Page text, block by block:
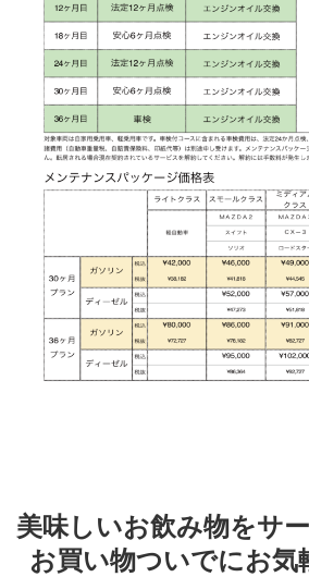
美味しいお飲み物をサ
お買い物ついでにお気